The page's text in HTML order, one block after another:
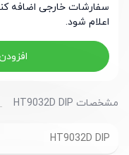
سفارشات خارجی اضافه
اعلام شود.
مشخصات HT9032D DIP
HT9032D DIP